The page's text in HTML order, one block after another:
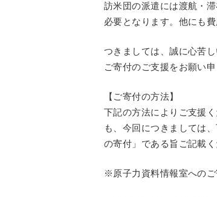
訪米団の派遣には渡航・
必要となります。他にも
つきましては、誠に心苦
ご寄付のご支援をお願い申
【ご寄付の方法】
下記の方法によりご支援
も、今回につきましては
の寄付」である旨ご記載く
※原子力資料情報室へのご